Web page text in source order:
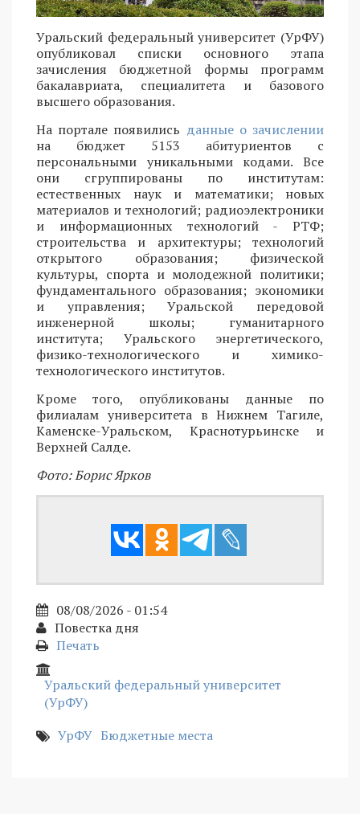
Уральский федеральный университет (УрФУ)
опубликовал списки основного этапа
зачисления бюджетной формы программ
бакалавриата, специалитета и базового
высшего образования.
На портале появились данные о зачислении
на бюджет 5153 абитуриентов с
персональными уникальными кодами. Все
они сгруппированы по институтам:
естественных наук и математики; новых
материалов и технологий; радиоэлектроники
и информационных технологий - РТФ;
строительства и архитектуры; технологий
открытого образования; физической
культуры, спорта и молодежной политики;
фундаментального образования; экономики
и управления; Уральской передовой
инженерной школы; гуманитарного
института; Уральского энергетического,
физико-технологического и химико-
технологического институтов.
Кроме того, опубликованы данные по
филиалам университета в Нижнем Тагиле,
Каменске-Уральском, Краснотурьинске и
Верхней Салде.
Фото: Борис Ярков
08/08/2026 - 01:54
Повестка дня
Печать
Уральский федеральный университет
(УрФУ)
УрФУ Бюджетные места